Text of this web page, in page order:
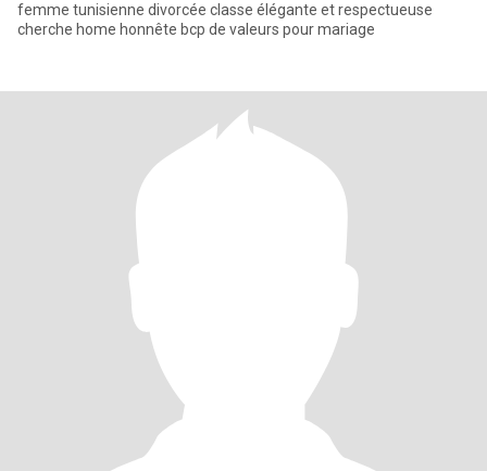
femme tunisienne divorcée classe élégante et respectueuse
cherche home honnête bcp de valeurs pour mariage